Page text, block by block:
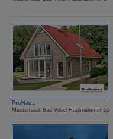
ProHaus
Musterhaus Bad Vilbel Hausnummer 55